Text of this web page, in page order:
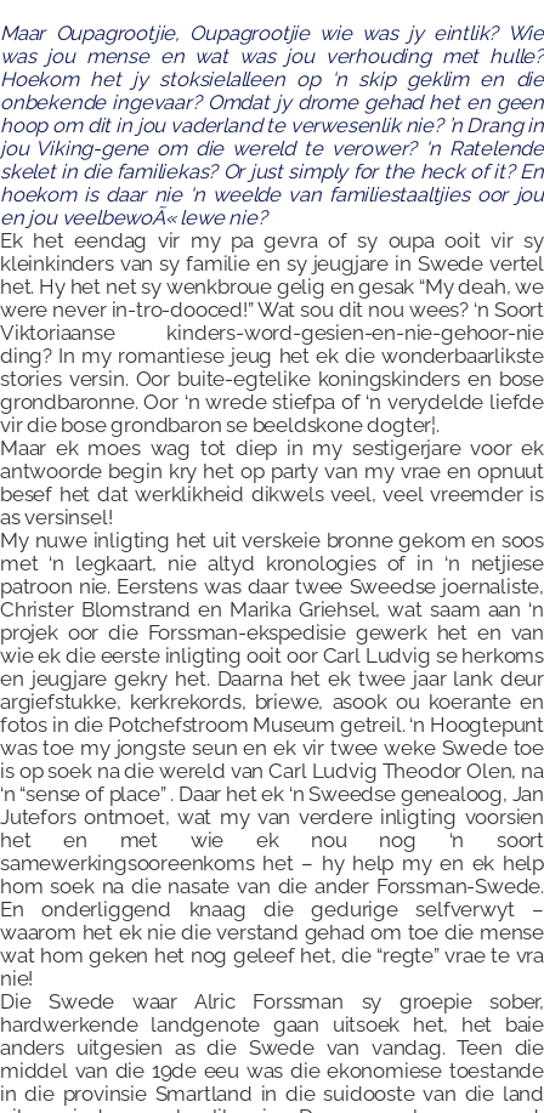
Maar Oupagrootjie, Oupagrootjie wie was jy eintlik? Wie
was jou mense en wat was jou verhouding met hulle?
Hoekom het jy stoksielalleen op ‘n skip geklim en die
onbekende ingevaar? Omdat jy drome gehad het en geen
hoop om dit in jou vaderland te verwesenlik nie? ’n Drang in
jou Viking-gene om die wereld te verower? ‘n Ratelende
skelet in die familiekas? Or just simply for the heck of it?En
hoekom is daar nie ‘n weelde van familiestaaltjies oor jou
en jou veelbewoÃ« lewe nie?
Ek het eendag vir my pa gevra of sy oupa ooit vir sy
kleinkinders van sy familie en sy jeugjare in Swede vertel
het. Hy het net sy wenkbroue gelig en gesak “My deah, we
were never in-tro-dooced!” Wat sou dit nou wees? ‘n Soort
Viktoriaanse kinders-word-gesien-en-nie-gehoor-nie
ding? In my romantiese jeug het ek die wonderbaarlikste
stories versin. Oor buite-egtelike koningskinders en bose
grondbaronne. Oor ‘n wrede stiefpa of ‘n verydelde liefde
vir die bose grondbaron se beeldskone dogter¦.
Maar ek moes wag tot diep in my sestigerjare voor ek
antwoorde begin kry het op party van my vrae en opnuut
besef het dat werklikheid dikwels veel, veel vreemder is
as versinsel!
My nuwe inligting het uit verskeie bronne gekom en soos
met ‘n legkaart, nie altyd kronologies of in ‘n netjiese
patroon nie. Eerstens was daar twee Sweedse joernaliste,
Christer Blomstrand en Marika Griehsel, wat saam aan ‘n
projek oor die Forssman-ekspedisie gewerk het en van
wie ek die eerste inligting ooit oor Carl Ludvig se herkoms
en jeugjare gekry het. Daarna het ek twee jaar lank deur
argiefstukke, kerkrekords, briewe, asook ou koerante en
fotos in die Potchefstroom Museum getreil. ‘n Hoogtepunt
was toe my jongste seun en ek vir twee weke Swede toe
is op soek na die wereld van Carl Ludvig Theodor Olen, na
‘n “sense of place” . Daar het ek ‘n Sweedse genealoog, Jan
Jutefors ontmoet, wat my van verdere inligting voorsien
het en met wie ek nou nog ‘n soort
samewerkingsooreenkoms het – hy help my en ek help
hom soek na die nasate van die ander Forssman-Swede.
En onderliggend knaag die gedurige selfverwyt –
waarom het ek nie die verstand gehad om toe die mense
wat hom geken het nog geleef het, die “regte” vrae te vra
nie!
Die Swede waar Alric Forssman sy groepie sober,
hardwerkende landgenote gaan uitsoek het, het baie
anders uitgesien as die Swede van vandag. Teen die
middel van die 19de eeu was die ekonomiese toestande
in die provinsie Smartland in die suidooste van die land